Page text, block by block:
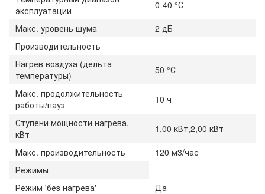
эксплуатации
0-40 °С
Макс. уровень шума
2 дБ
Производительность
Нагрев воздуха (дельта
температуры)
50 °С
Макс. продолжительность
работы/пауз
10 ч
Ступени мощности нагрева,
кВт
1,00 кВт,2,00 кВт
Макс. производительность
120 м3/час
Режимы
Режим 'без нагрева'
Да